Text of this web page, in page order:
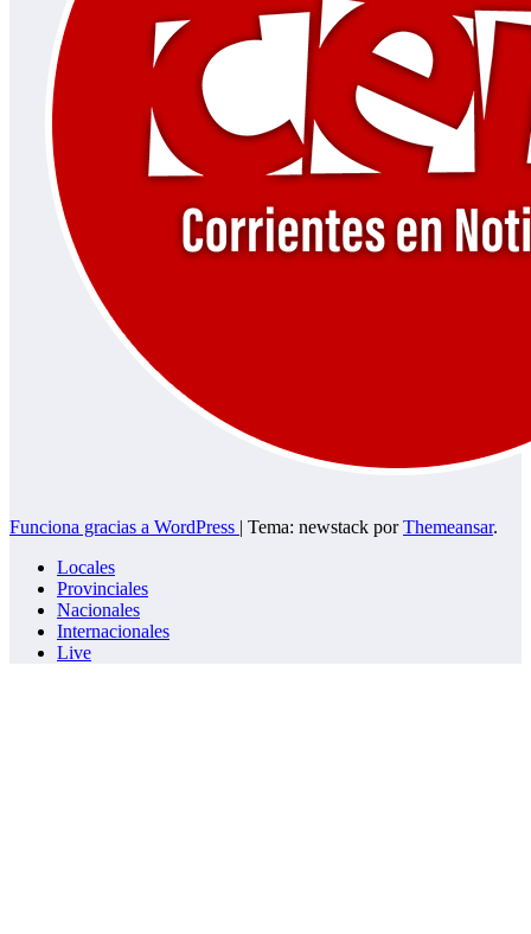
Funciona gracias a WordPress | Tema: newstack porThemeansar.
Locales
Provinciales
Nacionales
Internacionales
Live